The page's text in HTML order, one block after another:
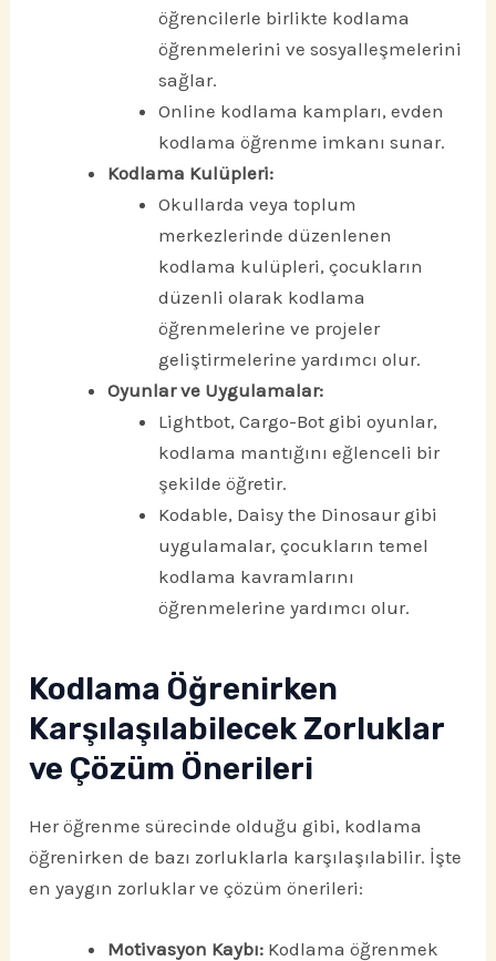
öğrencilerle birlikte kodlama
öğrenmelerini ve sosyalleşmelerini
sağlar.
Online kodlama kampları, evden
kodlama öğrenme imkanı sunar.
Kodlama Kulüpleri:
Okullarda veya toplum
merkezlerinde düzenlenen
kodlama kulüpleri, çocukların
düzenli olarak kodlama
öğrenmelerine ve projeler
geliştirmelerine yardımcı olur.
Oyunlar ve Uygulamalar:
Lightbot, Cargo-Bot gibi oyunlar,
kodlama mantığını eğlenceli bir
şekilde öğretir.
Kodable, Daisy the Dinosaur gibi
uygulamalar, çocukların temel
kodlama kavramlarını
öğrenmelerine yardımcı olur.
Kodlama Öğrenirken
Karşılaşılabilecek Zorluklar
ve Çözüm Önerileri
Her öğrenme sürecinde olduğu gibi, kodlama
öğrenirken de bazı zorluklarla karşılaşılabilir. İşte
en yaygın zorluklar ve çözüm önerileri:
Motivasyon Kaybı: Kodlama öğrenmek